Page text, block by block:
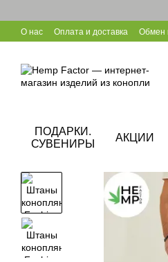
О нас Оплата и доставка Обмен
ПОДАРКИ.
СУВЕНИРЫ
АКЦИИ